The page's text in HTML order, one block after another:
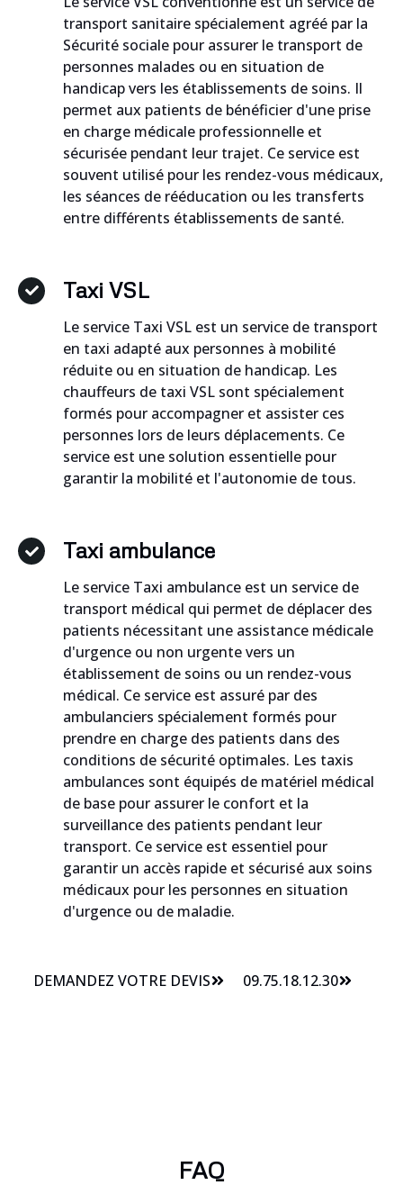
transport sanitaire spécialement agréé par la
Sécurité sociale pour assurer le transport de
personnes malades ou en situation de
handicap vers les établissements de soins. Il
permet aux patients de bénéficier d'une prise
en charge médicale professionnelle et
sécurisée pendant leur trajet. Ce service est
souvent utilisé pour les rendez-vous médicaux,
les séances de rééducation ou les transferts
entre différents établissements de santé.
Taxi VSL
Le service Taxi VSL est un service de transport
en taxi adapté aux personnes à mobilité
réduite ou en situation de handicap. Les
chauffeurs de taxi VSL sont spécialement
formés pour accompagner et assister ces
personnes lors de leurs déplacements. Ce
service est une solution essentielle pour
garantir la mobilité et l'autonomie de tous.
Taxi ambulance
Le service Taxi ambulance est un service de
transport médical qui permet de déplacer des
patients nécessitant une assistance médicale
d'urgence ou non urgente vers un
établissement de soins ou un rendez-vous
médical. Ce service est assuré par des
ambulanciers spécialement formés pour
prendre en charge des patients dans des
conditions de sécurité optimales. Les taxis
ambulances sont équipés de matériel médical
de base pour assurer le confort et la
surveillance des patients pendant leur
transport. Ce service est essentiel pour
garantir un accès rapide et sécurisé aux soins
médicaux pour les personnes en situation
d'urgence ou de maladie.
DEMANDEZ VOTRE DEVIS 09.75.18.12.30
FAQ